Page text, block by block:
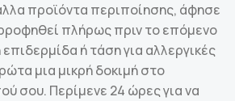
προϊόντα περιποίησης, άφησε
πλήρως πριν το επόμενο
ή τάση για αλλεργικές
μια μικρή δοκιμή στο
σου. Περίμενε 24 ώρες για να